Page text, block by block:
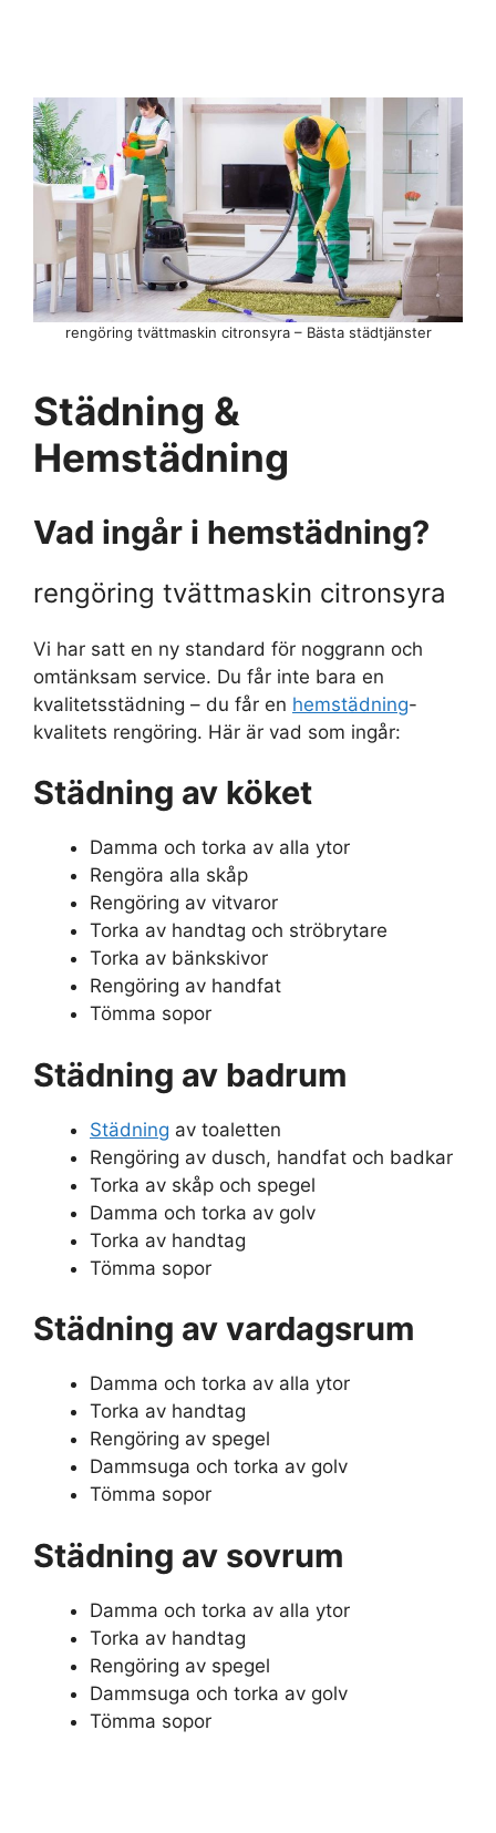
rengöring tvättmaskin citronsyra – Bästa städtjänster
Städning &
Hemstädning
Vad ingår i hemstädning?
rengöring tvättmaskin citronsyra
Vi har satt en ny standard för noggrann och
omtänksam service. Du får inte bara en
kvalitetsstädning – du får en hemstädning-
kvalitets rengöring. Här är vad som ingår:
Städning av köket
Damma och torka av alla ytor
Rengöra alla skåp
Rengöring av vitvaror
Torka av handtag och ströbrytare
Torka av bänkskivor
Rengöring av handfat
Tömma sopor
Städning av badrum
Städning av toaletten
Rengöring av dusch, handfat och badkar
Torka av skåp och spegel
Damma och torka av golv
Torka av handtag
Tömma sopor
Städning av vardagsrum
Damma och torka av alla ytor
Torka av handtag
Rengöring av spegel
Dammsuga och torka av golv
Tömma sopor
Städning av sovrum
Damma och torka av alla ytor
Torka av handtag
Rengöring av spegel
Dammsuga och torka av golv
Tömma sopor